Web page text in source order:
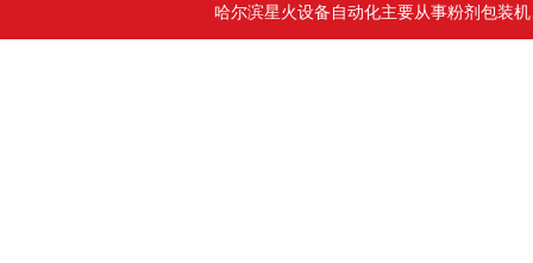
哈尔滨星火设备自动化主要从事粉剂包装